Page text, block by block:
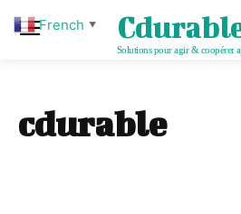
Solutions pour agir & coopérer
cdurable
French ▼